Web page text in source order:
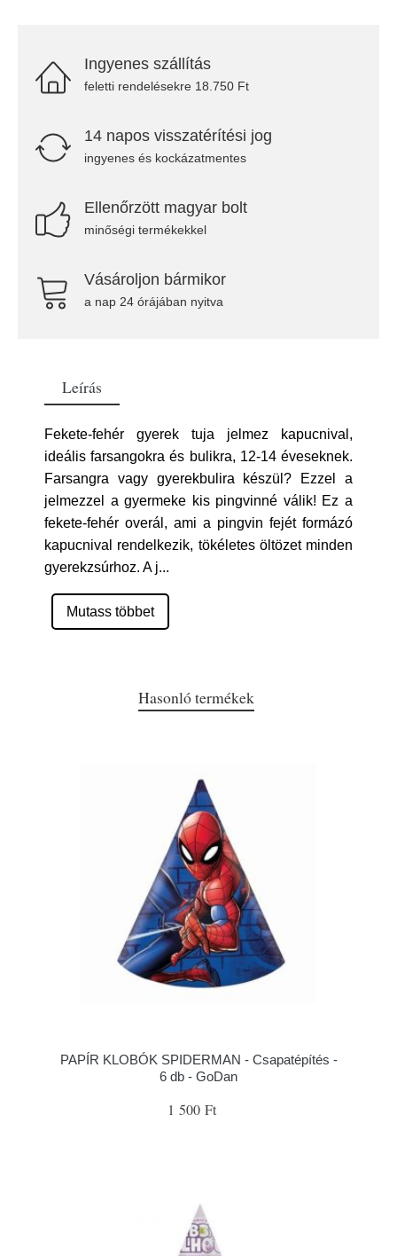
Ingyenes szállítás
feletti rendelésekre 18.750 Ft
14 napos visszatérítési jog
ingyenes és kockázatmentes
Ellenőrzött magyar bolt
minőségi termékekkel
Vásároljon bármikor
a nap 24 órájában nyitva
Leírás
Fekete-fehér gyerek tuja jelmez kapucnival,
ideális farsangokra és bulikra, 12-14 éveseknek.
Farsangra vagy gyerekbulira készül? Ezzel a
jelmezzel a gyermeke kis pingvinné válik! Ez a
fekete-fehér overál, ami a pingvin fejét formázó
kapucnival rendelkezik, tökéletes öltözet minden
gyerekzsúrhoz. A j...
Mutass többet
Hasonló termékek
PAPÍR KLOBÓK SPIDERMAN - Csapatépítés -
6 db - GoDan
1 500 Ft